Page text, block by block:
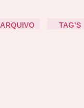
ARQUIVO TAG'S